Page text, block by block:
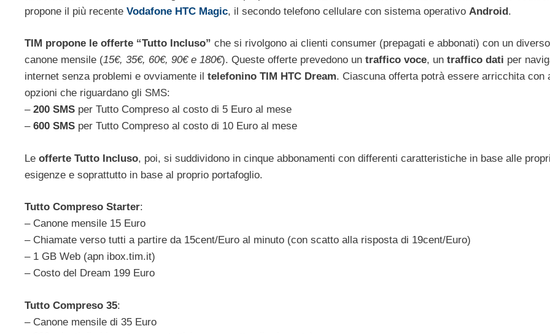
propone il più recente Vodafone HTC Magic, il secondo telefono cellulare con sistema operativo Android.
TIM propone le offerte “Tutto Incluso” che si rivolgono ai clienti consumer (prepagati e abbonati) con un diverso
canone mensile (15€, 35€, 60€, 90€ e 180€). Queste offerte prevedono un traffico voce, un traffico dati per
internet senza problemi e ovviamente il telefonino TIM HTC Dream. Ciascuna offerta potrà essere arricchita con
opzioni che riguardano gli SMS:
– 200 SMS per Tutto Compreso al costo di 5 Euro al mese
– 600 SMS per Tutto Compreso al costo di 10 Euro al mese
Le offerte Tutto Incluso, poi, si suddividono in cinque abbonamenti con differenti caratteristiche in base alle
esigenze e soprattutto in base al proprio portafoglio.
Tutto Compreso Starter:
– Canone mensile 15 Euro
– Chiamate verso tutti a partire da 15cent/Euro al minuto (con scatto alla risposta di 19cent/Euro)
– 1 GB Web (apn ibox.tim.it)
– Costo del Dream 199 Euro
Tutto Compreso 35:
– Canone mensile di 35 Euro